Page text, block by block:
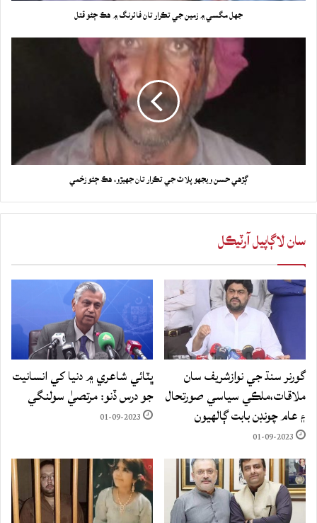
جهل مگسي ۾ زمين جي تڪرار تان فائرنگ ۾ هڪ ڄڻو قتل
ڳڙهي حسن ويجهو پلاٽ جي تڪرار تان جهيڙو، هڪ ڄڻو زخمي
سان لاڳاپيل آرٽيڪل
گورنر سنڌ جي نوازشريف سان
ملاقات،ملڪي سياسي صورتحال
۽ عام چونڊن بابت ڳالهيون
01-09-2023
ڀٽائي شاعري ۾ دنيا کي انسانيت
جو درس ڏنو: مرتصيٰ سولنگي
01-09-2023